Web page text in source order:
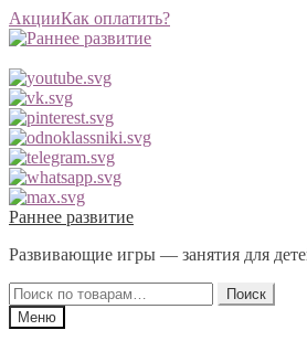
АкцииКак оплатить?
Перейти
навигации
Перейти
содержимому
Раннее развитие
Развивающие игры — занятия для
Искать:
Поиск
Меню